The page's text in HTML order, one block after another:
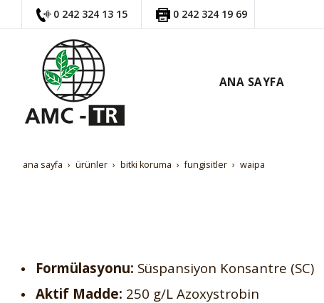
0 242 324 13 15 0 242 324 19 69
ANA SAYFA
ana sayfa ürünler bi̇tki̇ koruma fungi̇si̇tler waipa
Formülasyonu: Süspansiyon Konsantre (SC)
Aktif Madde: 250 g/L Azoxystrobin